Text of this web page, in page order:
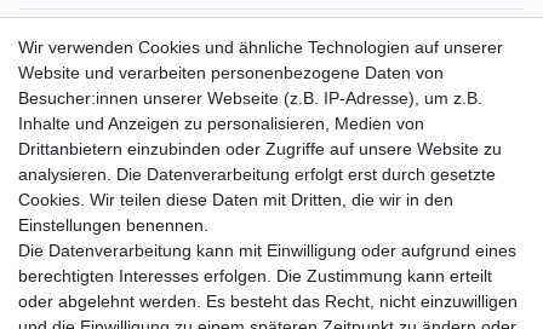
Verpackungslizenz
bei der Landbell AG
Zahlungsarten
Vorabüberweisung
Rechnungskauf
Zahlung bei Abholung
PayPal (inkl. Kreditkarten)
Wir verwenden Cookies und ähnliche Technologien auf unserer
Website und verarbeiten personenbezogene Daten von
Besucher:innen unserer Webseite (z.B. IP-Adresse), um z.B.
Inhalte und Anzeigen zu personalisieren, Medien von
Drittanbietern einzubinden oder Zugriffe auf unsere Website zu
analysieren. Die Datenverarbeitung erfolgt erst durch gesetzte
Cookies. Wir teilen diese Daten mit Dritten, die wir in den
Einstellungen benennen.
Die Datenverarbeitung kann mit Einwilligung oder aufgrund eines
berechtigten Interesses erfolgen. Die Zustimmung kann erteilt
oder abgelehnt werden. Es besteht das Recht, nicht einzuwilligen